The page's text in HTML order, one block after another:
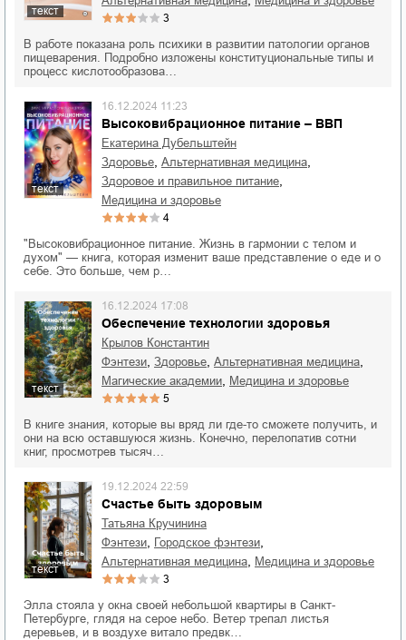
текст
3
В работе показана роль психики в развитии патологии органов
пищеварения. Подробно изложены конституциональные типы и
процесс кислотообразова…
текст
Высоковибрационное питание – ВВП
16.12.2024 11:23
Екатерина Дубельштейн
здоровье
альтернативная медицина
здоровое и правильное питание
медицина и здоровье
4
"Высоковибрационное питание. Жизнь в гармонии с телом и
духом" — книга, которая изменит ваше представление о еде и о
себе. Это больше, чем р…
текст
Обеспечение технологии здоровья
16.12.2024 17:08
Крылов Константин
фэнтези
здоровье альтернативная медицина
магические академии медицина и здоровье
5
В книге знания, которые вы вряд ли где-то сможете получить, и
они на всю оставшуюся жизнь. Конечно, перелопатив сотни
книг, просмотрев тысяч…
текст
Счастье быть здоровым
19.12.2024 22:59
Татьяна Кручинина
фэнтези
городское фэнтези
альтернативная медицина медицина и здоровье
3
Элла стояла у окна своей небольшой квартиры в Санкт-
Петербурге, глядя на серое небо. Ветер трепал листья
деревьев, и в воздухе витало предвк…